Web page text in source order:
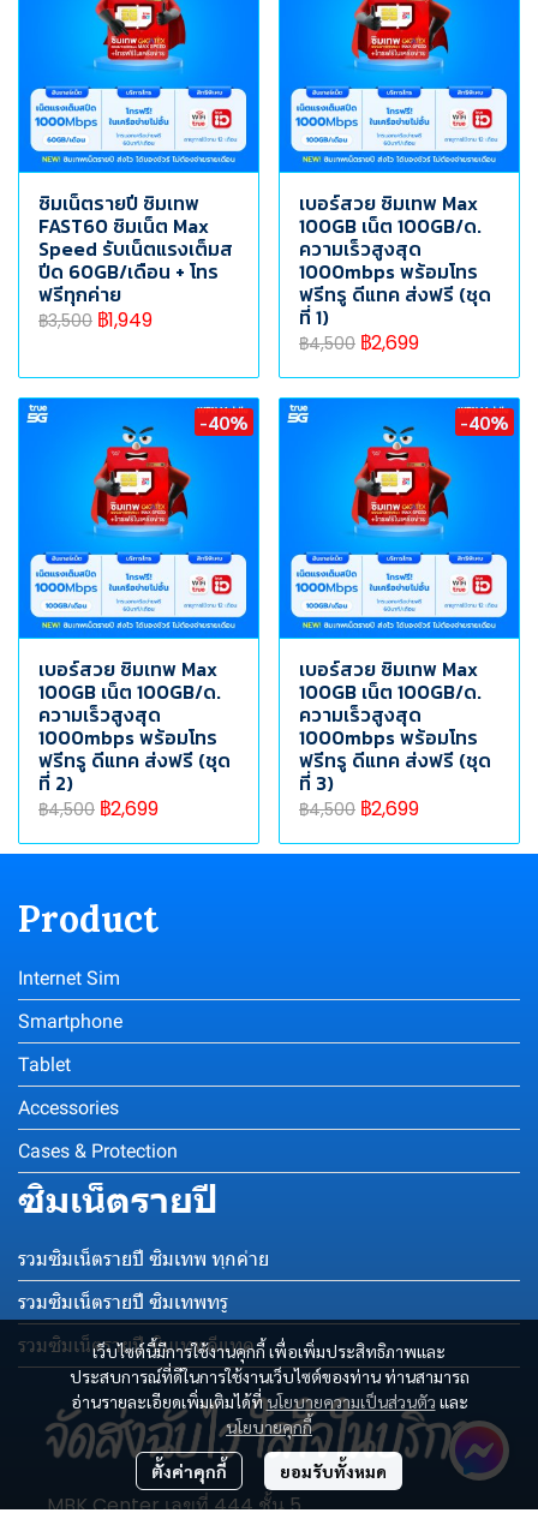
ซิมเน็ตรายปี ซิมเทพ
FAST60 ซิมเน็ต Max
Speed รับเน็ตแรงเต็มส
ปีด 60GB/เดือน + โทร
ฟรีทุกค่าย
฿3,500 ฿1,949
เบอร์สวย ซิมเทพ Max
100GB เน็ต 100GB/ด.
ความเร็วสูงสุด
1000mbps พร้อมโทร
ฟรีทรู ดีแทค ส่งฟรี (ชุด
ที่ 1)
฿4,500 ฿2,699
-40%
เบอร์สวย ซิมเทพ Max
100GB เน็ต 100GB/ด.
ความเร็วสูงสุด
1000mbps พร้อมโทร
ฟรีทรู ดีแทค ส่งฟรี (ชุด
ที่ 2)
฿4,500 ฿2,699
-40%
เบอร์สวย ซิมเทพ Max
100GB เน็ต 100GB/ด.
ความเร็วสูงสุด
1000mbps พร้อมโทร
ฟรีทรู ดีแทค ส่งฟรี (ชุด
ที่ 3)
฿4,500 ฿2,699
เว็บไซต์นี้มีการใช้งานคุกกี้ เพื่อเพิ่มประสิทธิภาพและ
ประสบการณ์ที่ดีในการใช้งานเว็บไซต์ของท่าน ท่านสามารถ
อ่านรายละเอียดเพิ่มเติมได้ที่นโยบายความเป็นส่วนตัว และ
นโยบายคุกกี้
ตั้งค่าคุกกี้ ยอมรับทั้งหมด
Product
Internet Sim
Smartphone
Tablet
Accessories
Cases & Protection
ซิมเน็ตรายปี
รวมซิมเน็ตรายปี ซิมเทพ ทุกค่าย
รวมซิมเน็ตรายปี ซิมเทพทรู
รวมซิมเน็ตรายปี ซิมเทพดีแทค
MBK Center เลขที่ 444 ชั้น 5